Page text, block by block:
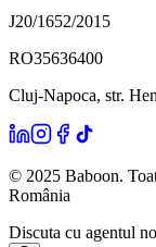
J20/1652/2015
RO35636400
Cluj-Napoca, str.
© 2025 Baboon.
România
Discuta cu agentul